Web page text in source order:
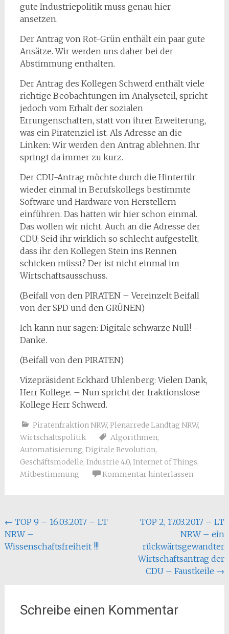
gute Industriepolitik muss genau hier
ansetzen.
Der Antrag von Rot-Grün enthält ein paar gute
Ansätze. Wir werden uns daher bei der
Abstimmung enthalten.
Der Antrag des Kollegen Schwerd enthält viele
richtige Beobachtungen im Analyseteil, spricht
jedoch vom Erhalt der sozialen
Errungenschaften, statt von ihrer Erweiterung,
was ein Piratenziel ist. Als Adresse an die
Linken: Wir werden den Antrag ablehnen. Ihr
springt da immer zu kurz.
Der CDU-Antrag möchte durch die Hintertür
wieder einmal in Berufskollegs bestimmte
Software und Hardware von Herstellern
einführen. Das hatten wir hier schon einmal.
Das wollen wir nicht. Auch an die Adresse der
CDU: Seid ihr wirklich so schlecht aufgestellt,
dass ihr den Kollegen Stein ins Rennen
schicken müsst? Der ist nicht einmal im
Wirtschaftsausschuss.
(Beifall von den PIRATEN – Vereinzelt Beifall
von der SPD und den GRÜNEN)
Ich kann nur sagen: Digitale schwarze Null! –
Danke.
(Beifall von den PIRATEN)
Vizepräsident Eckhard Uhlenberg: Vielen Dank,
Herr Kollege. – Nun spricht der fraktionslose
Kollege Herr Schwerd.
Piratenfraktion NRW, Plenarrede Landtag NRW,
Wirtschaftspolitik
Algorithmen,
Automatisierung, Digitale Revolution,
Geschäftsmodelle, Industrie 4.0, Internet of Things,
Mitbestimmung
Kommentar hinterlassen
Beitragsnavigation
← TOP 9 – 16.03.2017 – LT
NRW –
Wissenschaftsfreiheit !!!
TOP 2, 17.03.2017 – LT
NRW – ein
rückwärtsgewandter
Wirtschaftsantrag der
CDU – Faustkeile →
Schreibe einen Kommentar